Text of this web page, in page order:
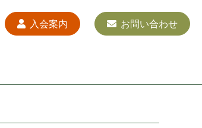
入会案内 お問い合わせ